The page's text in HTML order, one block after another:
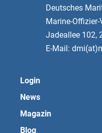
Deutsches
Marine-Offizier-
Jadeallee 102,
E-Mail:
Login
News
Magazin
Blog